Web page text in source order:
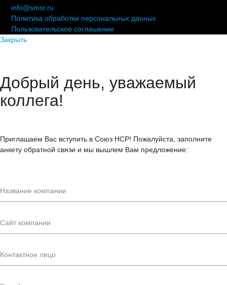
info@smsr.ru
Политика обработки персональных данных
Пользовательское соглашение
Закрыть
Добрый день, уважаемый
коллега!
Приглашаем Вас вступить в Союз НСР! Пожалуйста, заполните
анкету обратной связи и мы вышлем Вам предложение: